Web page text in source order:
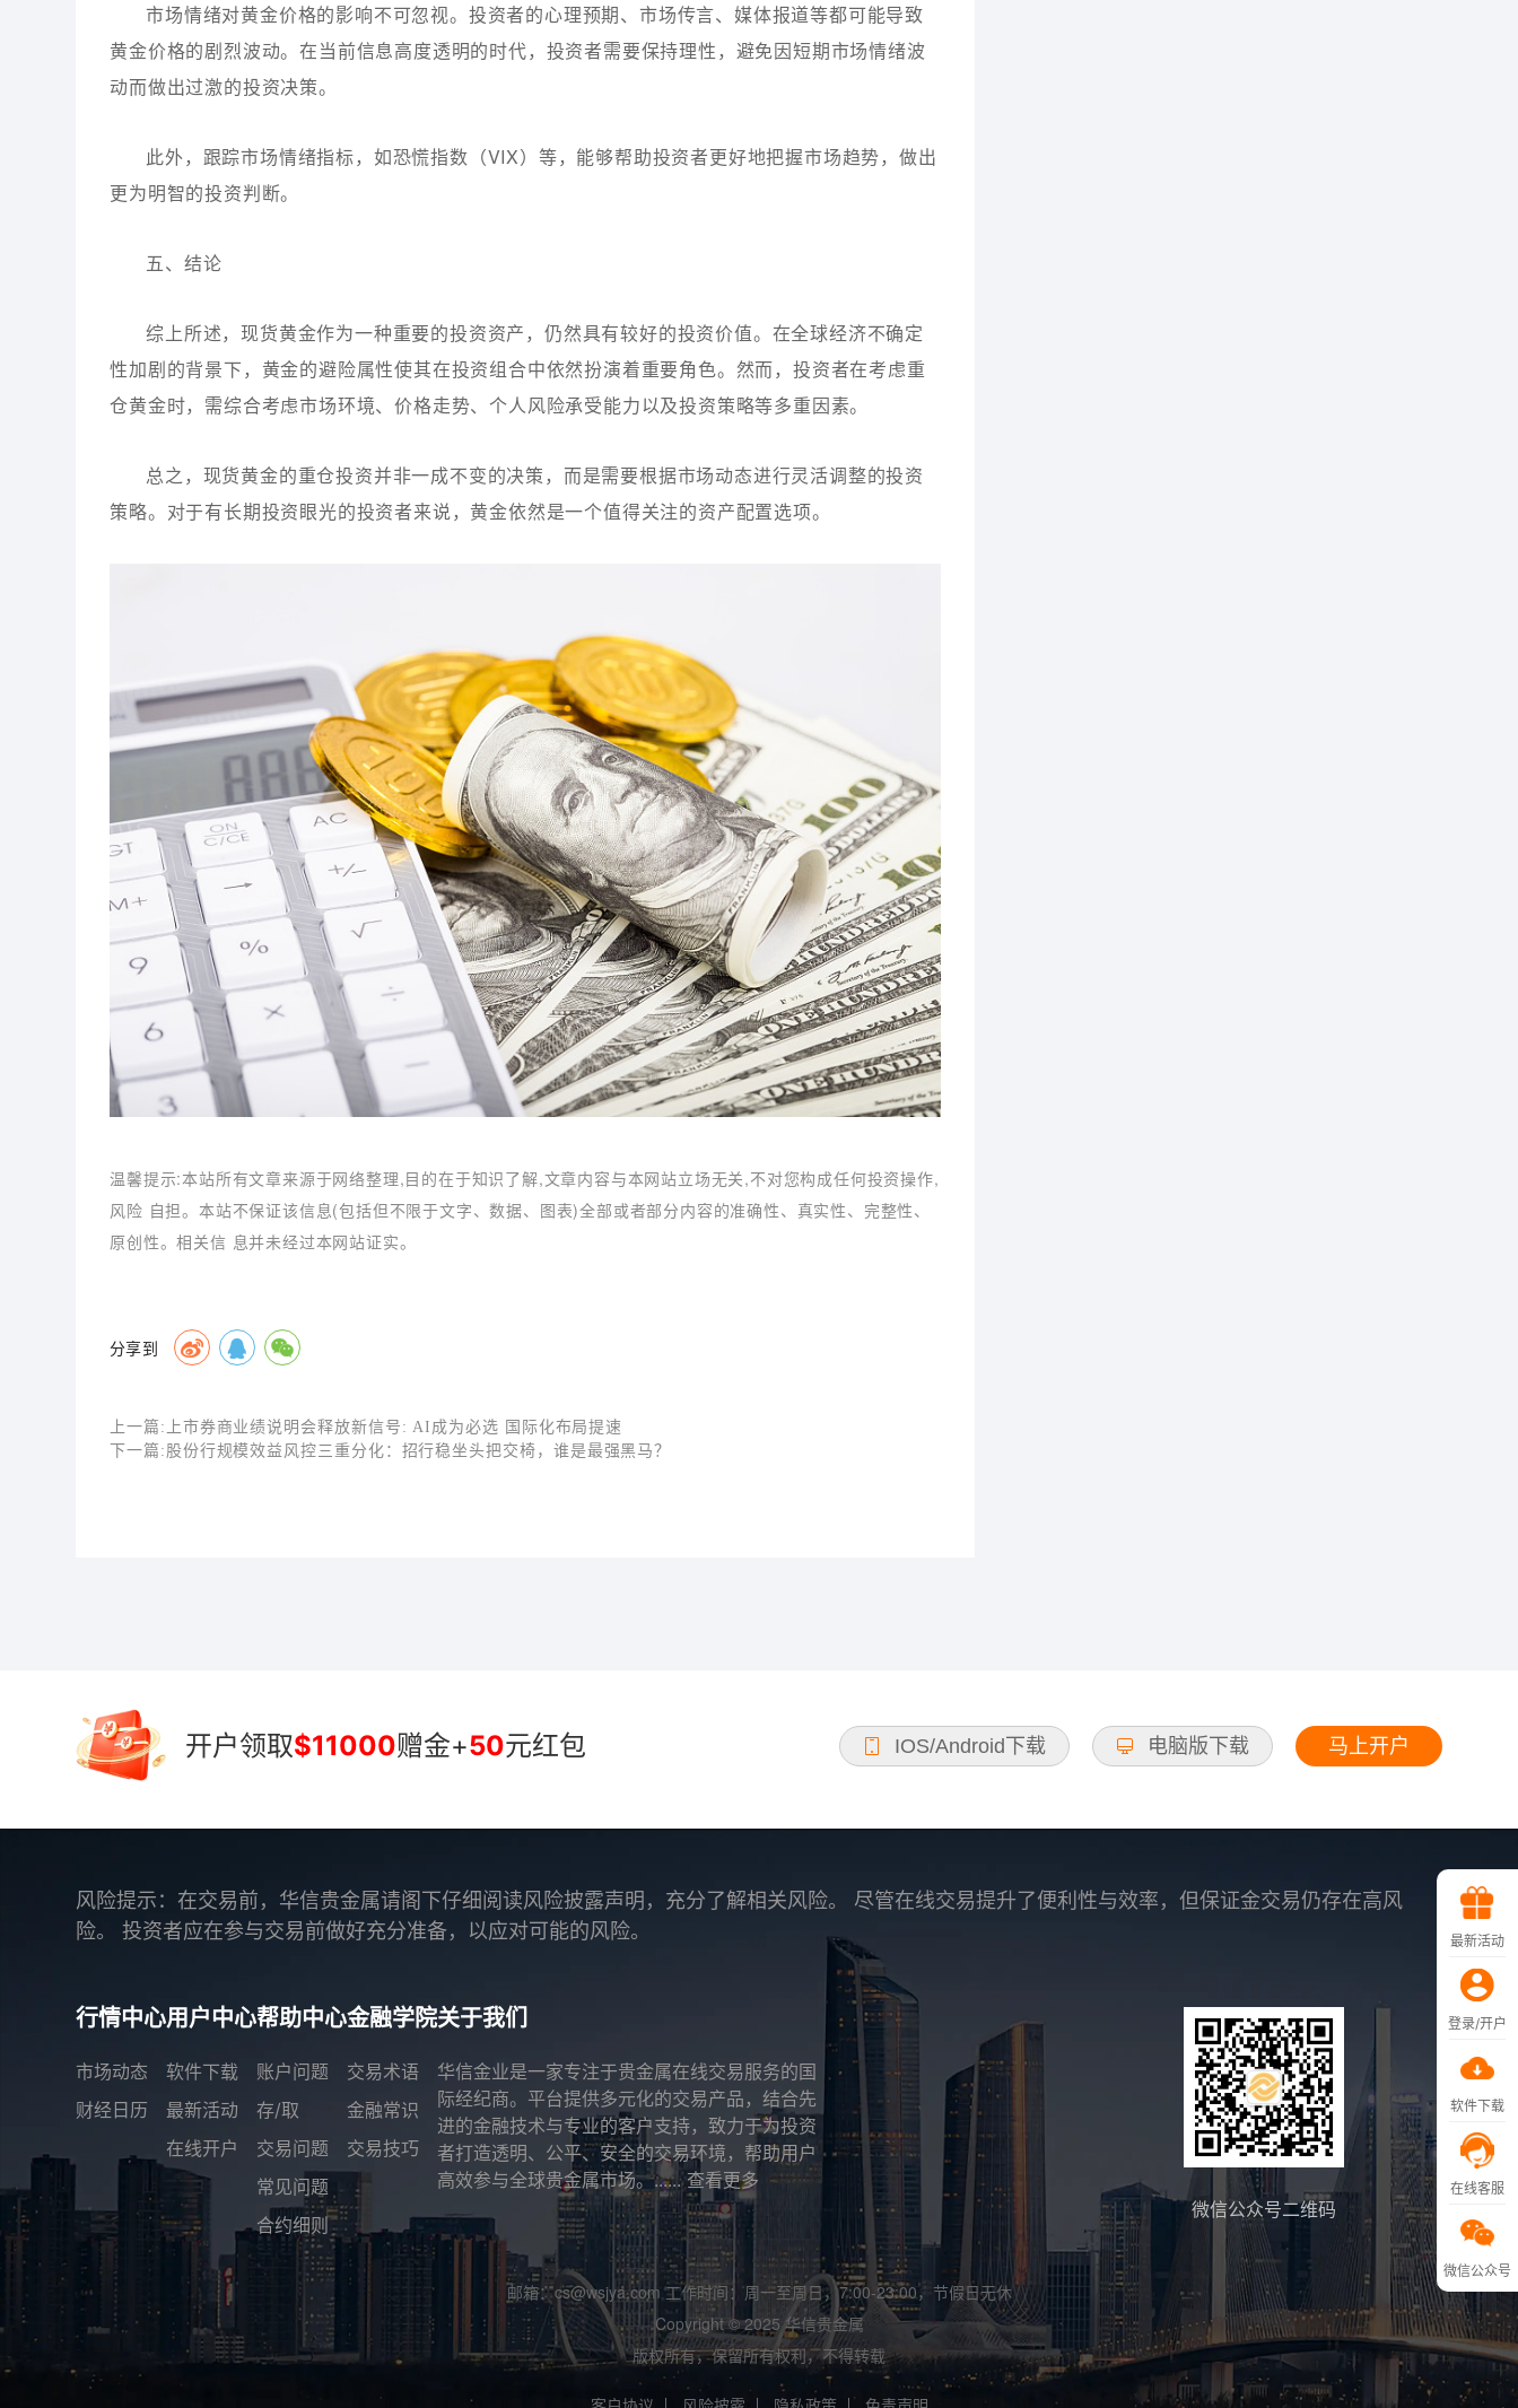
市场情绪对黄金价格的影响不可忽视。投资者的心理预期、市场传言、媒体报道等都可能导致
黄金价格的剧烈波动。在当前信息高度透明的时代，投资者需要保持理性，避免因短期市场情绪波
动而做出过激的投资决策。
此外，跟踪市场情绪指标，如恐慌指数（VIX）等，能够帮助投资者更好地把握市场趋势，做出
更为明智的投资判断。
五、结论
综上所述，现货黄金作为一种重要的投资资产，仍然具有较好的投资价值。在全球经济不确定
性加剧的背景下，黄金的避险属性使其在投资组合中依然扮演着重要角色。然而，投资者在考虑重
仓黄金时，需综合考虑市场环境、价格走势、个人风险承受能力以及投资策略等多重因素。
总之，现货黄金的重仓投资并非一成不变的决策，而是需要根据市场动态进行灵活调整的投资
策略。对于有长期投资眼光的投资者来说，黄金依然是一个值得关注的资产配置选项。
温馨提示:本站所有文章来源于网络整理,目的在于知识了解,文章内容与本网站立场无关,不对您构成任何投资操作,
风险 自担。本站不保证该信息(包括但不限于文字、数据、图表)全部或者部分内容的准确性、真实性、完整性、
原创性。相关信 息并未经过本网站证实。
分享到
上一篇: 上市券商业绩说明会释放新信号: AI成为必选 国际化布局提速
下一篇: 股份行规模效益风控三重分化：招行稳坐头把交椅，谁是最强黑马？
开户领取$11000赠金+50元红包 IOS/Android下载 电脑版下载 马上开户
风险提示：在交易前，华信贵金属请阁下仔细阅读风险披露声明，充分了解相关风险。 尽管在线交易提升了便利性与效率，但保证金交易仍存在高风
险。 投资者应在参与交易前做好充分准备，以应对可能的风险。
行情中心
市场动态
财经日历
用户中心
软件下载
最新活动
在线开户
帮助中心
账户问题
存/取
交易问题
常见问题
合约细则
金融学院
交易术语
金融常识
交易技巧
关于我们
华信金业是一家专注于贵金属在线交易服务的国
际经纪商。平台提供多元化的交易产品，结合先
进的金融技术与专业的客户支持，致力于为投资
者打造透明、公平、安全的交易环境，帮助用户
高效参与全球贵金属市场。......查看更多
微信公众号二维码
邮箱：cs@wsjya.com 工作时间：周一至周日，7:00-23:00，节假日无休
Copyright © 2025 华信贵金属
版权所有，保留所有权利，不得转载
最新活动
登录/开户
软件下载
在线客服
微信公众号